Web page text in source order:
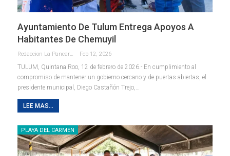
Ayuntamiento De Tulum Entrega Apoyos A
Habitantes De Chemuyil
Feb 12, 2026
TULUM, Quintana Roo, 12 de febrero de 2026.- En cumplimiento al
compromiso de mantener un gobierno cercano y de puertas abiertas, el
presidente municipal, Diego Castañón Trejo,
LEE MAS...
PLAYA DEL CARMEN